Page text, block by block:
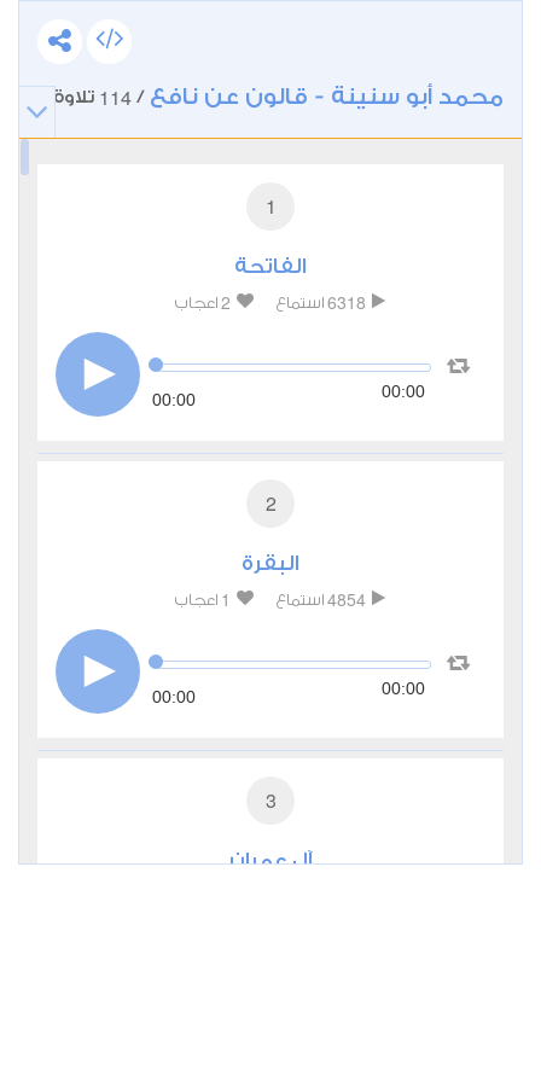
محمد أبو سنينة - قالون عن نافع /
114 تلاوة
1
الفاتحة
6318 استماع 2 اعجاب
00:00 00:00
2
البقرة
4854 استماع 1 اعجاب
00:00 00:00
3
آل عمران